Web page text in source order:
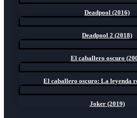
Deadpool (2016)
Deadpool 2 (2018)
El caballero oscuro
El caballero oscuro: La leyenda
Joker (2019)